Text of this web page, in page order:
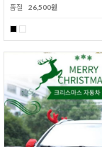
품절
26,500원